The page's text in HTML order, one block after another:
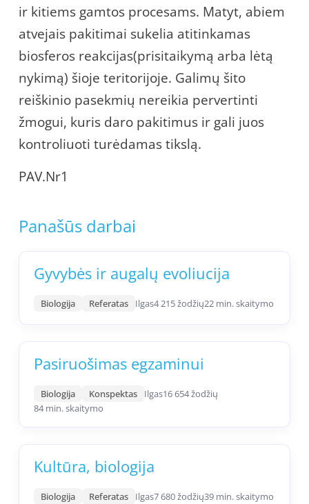
ir kitiems gamtos procesams. Matyt, abiem
atvejais pakitimai sukelia atitinkamas
biosferos reakcijas(prisitaikymą arba lėtą
nykimą) šioje teritorijoje. Galimų šito
reiškinio pasekmių nereikia pervertinti
žmogui, kuris daro pakitimus ir gali juos
kontroliuoti turėdamas tikslą.
PAV.Nr1
Panašūs darbai
Gyvybės ir augalų evoliucija
Biologija Referatas Ilgas4 215 žodžių22 min. skaitymo
Pasiruošimas egzaminui
Biologija Konspektas Ilgas16 654 žodžių
84 min. skaitymo
Kultūra, biologija
Biologija Referatas Ilgas7 680 žodžių39 min. skaitymo